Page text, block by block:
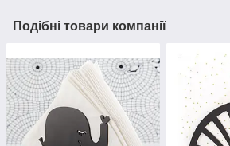
Подібні товари компанії